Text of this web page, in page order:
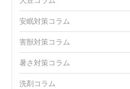
安眠対策コラム
害獣対策コラム
暑さ対策コラム
洗剤コラム